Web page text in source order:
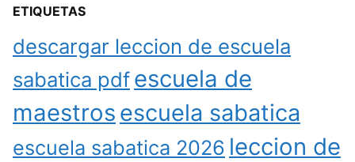
ETIQUETAS
descargar leccion de escuela
sabatica pdfescuela de
maestros escuela sabatica
escuela sabatica 2026 leccion de